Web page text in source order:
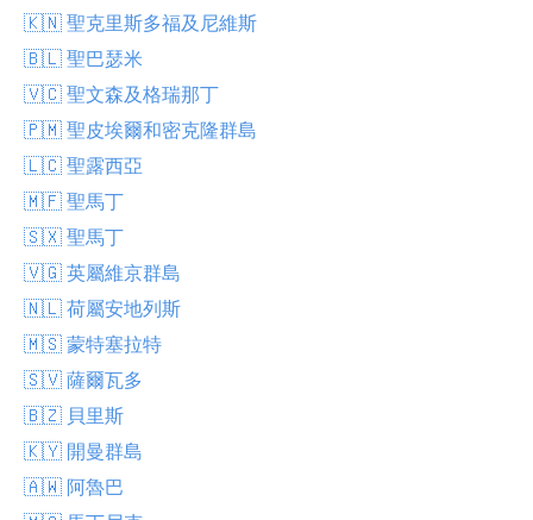
🇰🇳 聖克里斯多福及尼維斯
🇧🇱 聖巴瑟米
🇻🇨 聖文森及格瑞那丁
🇵🇲 聖皮埃爾和密克隆群島
🇱🇨 聖露西亞
🇲🇫 聖馬丁
🇸🇽 聖馬丁
🇻🇬 英屬維京群島
🇳🇱 荷屬安地列斯
🇲🇸 蒙特塞拉特
🇸🇻 薩爾瓦多
🇧🇿 貝里斯
🇰🇾 開曼群島
🇦🇼 阿魯巴